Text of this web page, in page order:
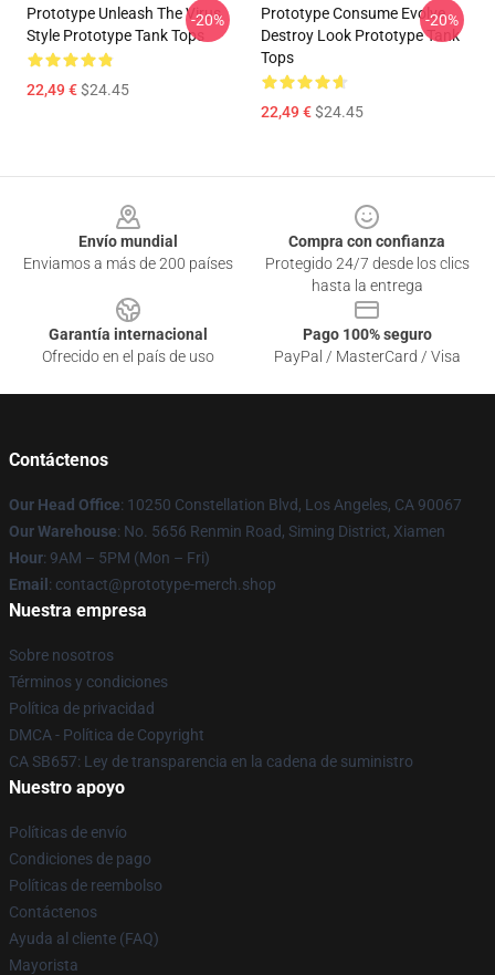
Prototype Unleash The Virus
Style Prototype Tank Tops
22,49 €$24.45
-20%
Prototype Consume Evolve
Destroy Look Prototype Tank
Tops
22,49 €$24.45
-20%
Envío mundial
Enviamos a más de 200 países
Compra con confianza
Protegido 24/7 desde los clics
hasta la entrega
Garantía internacional
Ofrecido en el país de uso
Pago 100% seguro
PayPal / MasterCard / Visa
Contáctenos
Our Head Office: 10250 Constellation Blvd, Los Angeles, CA 90067
Our Warehouse: No. 5656 Renmin Road, Siming District, Xiamen
Hour: 9AM – 5PM (Mon – Fri)
Email : contact@prototype-merch.shop
Nuestra empresa
Sobre nosotros
Términos y condiciones
Política de privacidad
DMCA - Política de Copyright
CA SB657: Ley de transparencia en la cadena de suministro
Nuestro apoyo
Políticas de envío
Condiciones de pago
Políticas de reembolso
Contáctenos
Ayuda al cliente (FAQ)
Mayorista